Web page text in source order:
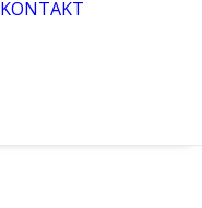
KONTAKT